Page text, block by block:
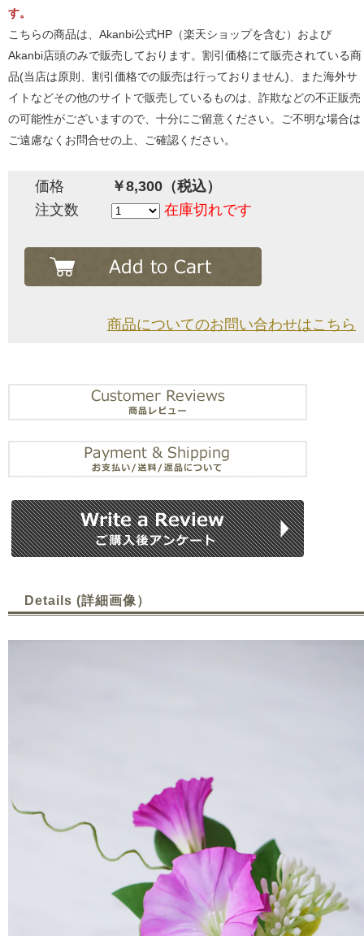
す。
こちらの商品は、Akanbi公式HP（楽天ショップを含む）および
Akanbi店頭のみで販売しております。割引価格にて販売されている商
品(当店は原則、割引価格での販売は行っておりません)、また海外サ
イトなどその他のサイトで販売しているものは、詐欺などの不正販売
の可能性がございますので、十分にご留意ください。ご不明な場合は
ご遠慮なくお問合せの上、ご確認ください。
価格
￥8,300（税込）
注文数
在庫切れです
商品についてのお問い合わせはこちら
Details (詳細画像）